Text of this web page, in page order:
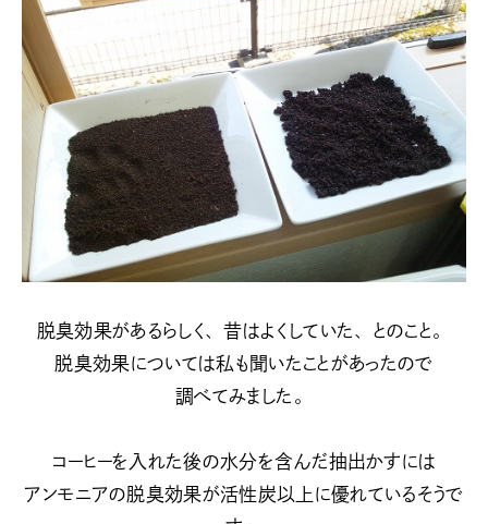
脱臭効果があるらしく、昔はよくしていた、とのこと。
脱臭効果については私も聞いたことがあったので
調べてみました。
コーヒーを入れた後の水分を含んだ抽出かすには
アンモニアの脱臭効果が活性炭以上に優れているそうで